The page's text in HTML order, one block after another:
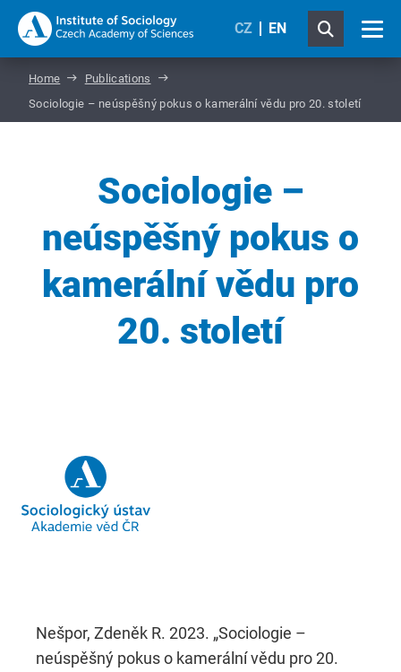
CZ EN
Home
Publications
Sociologie – neúspěšný pokus o kamerální vědu pro 20. století
Sociologie –
neúspěšný pokus o
kamerální vědu pro
20. století
Nešpor, Zdeněk R. 2023. „Sociologie –
neúspěšný pokus o kamerální vědu pro 20.